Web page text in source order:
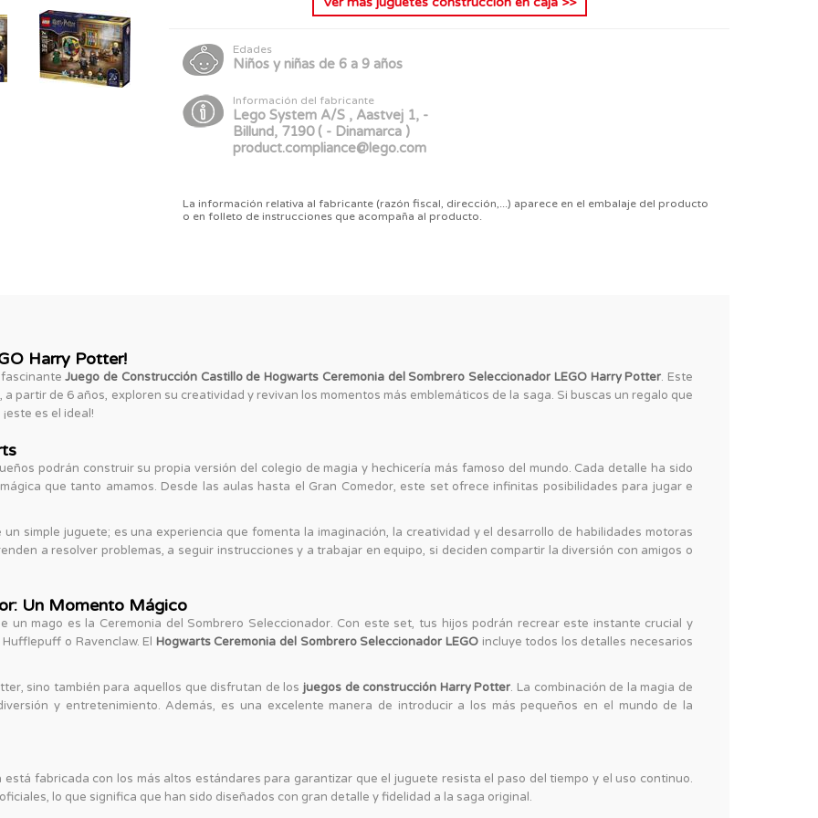
Edades
Niños y niñas de 6 a 9 años
Información del fabricante
Lego System A/S , Aastvej 1, -
Billund, 7190 ( - Dinamarca )
product.compliance@lego.com
La información relativa al fabricante (razón fiscal, dirección,...) aparece en el embalaje del producto
o en folleto de instrucciones que acompaña al producto.
Harry Potter!
fascinanteJuego de Construcción Castillo de Hogwarts Ceremonia del Sombrero Seleccionador LEGO Harry Potter. Este
partir de 6 años, exploren su creatividad y revivan los momentos más emblemáticos de la saga. Si buscas un regalo que
es el ideal!
podrán construir su propia versión del colegio de magia y hechicería más famoso del mundo. Cada detalle ha sido
que tanto amamos. Desde las aulas hasta el Gran Comedor, este set ofrece infinitas posibilidades para jugar e
simple juguete; es una experiencia que fomenta la imaginación, la creatividad y el desarrollo de habilidades motoras
a resolver problemas, a seguir instrucciones y a trabajar en equipo, si deciden compartir la diversión con amigos o
Un Momento Mágico
un mago es la Ceremonia del Sombrero Seleccionador. Con este set, tus hijos podrán recrear este instante crucial y
o Ravenclaw. El Hogwarts Ceremonia del Sombrero Seleccionador LEGOincluye todos los detalles necesarios
sino también para aquellos que disfrutan de los juegos de construcción Harry Potter. La combinación de la magia de
y entretenimiento. Además, es una excelente manera de introducir a los más pequeños en el mundo de la
está fabricada con los más altos estándares para garantizar que el juguete resista el paso del tiempo y el uso continuo.
lo que significa que han sido diseñados con gran detalle y fidelidad a la saga original.